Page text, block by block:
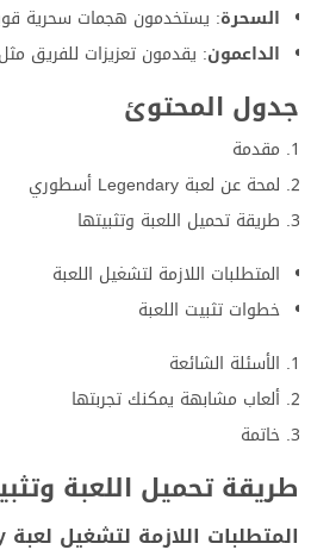
السحرة: يستخدمون هجمات سحرية
الداعمون: يقدمون تعزيزات للفريق
جدول المحتوئ
مقدمة
لمحة عن لعبة Legendary أسطوري
طريقة تحميل اللعبة وتثبيتها
المتطلبات اللازمة لتشغيل اللعبة
خطوات تثبيت اللعبة
الأسئلة الشائعة
ألعاب مشابهة يمكنك تجربتها
خاتمة
طريقة تحميل اللعبة
المتطلبات اللازمة لتشغيل لعبة Legendary